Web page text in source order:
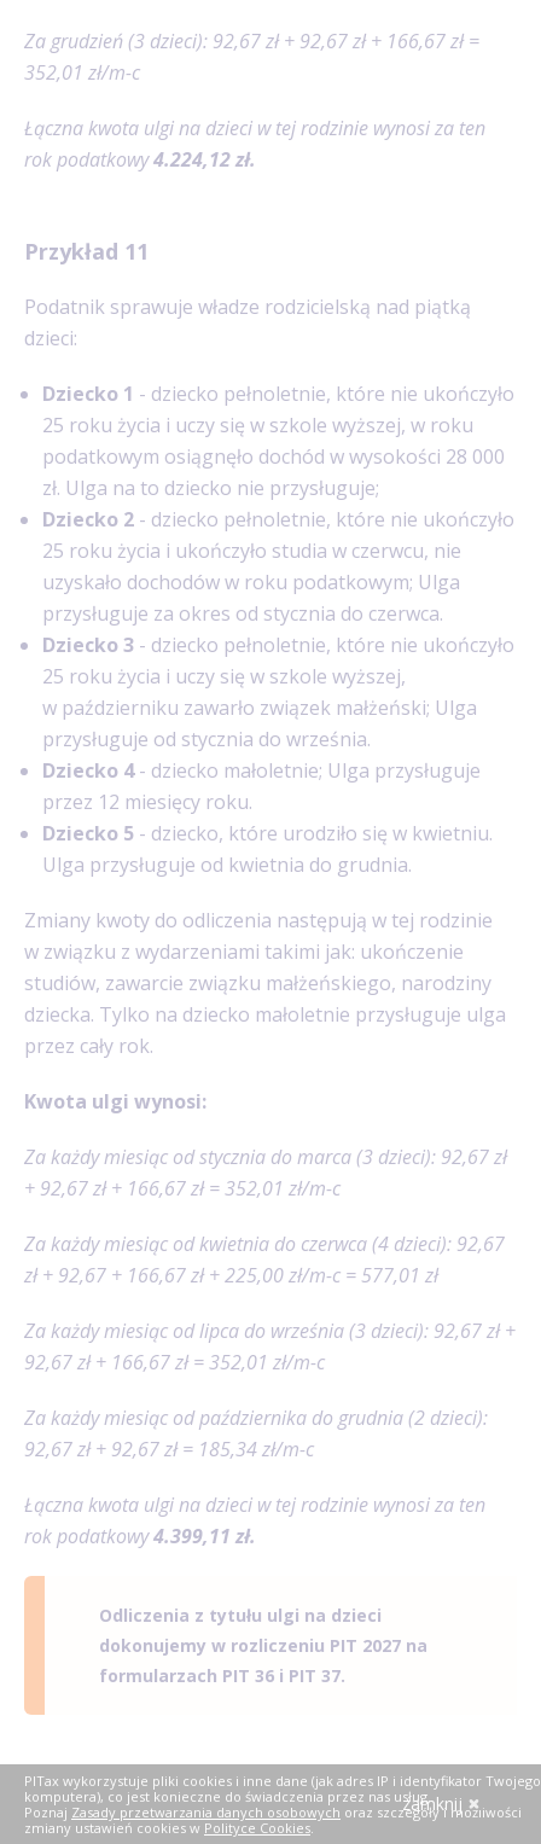
Za grudzień (3 dzieci): 92,67 zł + 92,67 zł + 166,67 zł =
352,01 zł/m-c
Łączna kwota ulgi na dzieci w tej rodzinie wynosi za ten
rok podatkowy4.224,12 zł.
Przykład 11
Podatnik sprawuje władze rodzicielską nad piątką
dzieci:
Dziecko 1 - dziecko pełnoletnie, które nie ukończyło
25 roku życia i uczy się w szkole wyższej, w roku
podatkowym osiągnęło dochód w wysokości 28 000
zł. Ulga na to dziecko nie przysługuje;
Dziecko 2 - dziecko pełnoletnie, które nie ukończyło
25 roku życia i ukończyło studia w czerwcu, nie
uzyskało dochodów w roku podatkowym; Ulga
przysługuje za okres od stycznia do czerwca.
Dziecko 3 - dziecko pełnoletnie, które nie ukończyło
25 roku życia i uczy się w szkole wyższej,
w październiku zawarło związek małżeński; Ulga
przysługuje od stycznia do września.
Dziecko 4- dziecko małoletnie; Ulga przysługuje
przez 12 miesięcy roku.
Dziecko 5 - dziecko, które urodziło się w kwietniu.
Ulga przysługuje od kwietnia do grudnia.
Zmiany kwoty do odliczenia następują w tej rodzinie
w związku z wydarzeniami takimi jak: ukończenie
studiów, zawarcie związku małżeńskiego, narodziny
dziecka. Tylko na dziecko małoletnie przysługuje ulga
przez cały rok.
Kwota ulgi wynosi:
Za każdy miesiąc od stycznia do marca (3 dzieci): 92,67 zł
+ 92,67 zł + 166,67 zł = 352,01 zł/m-c
Za każdy miesiąc od kwietnia do czerwca (4 dzieci): 92,67
zł + 92,67 + 166,67 zł + 225,00 zł/m-c = 577,01 zł
Za każdy miesiąc od lipca do września (3 dzieci): 92,67 zł +
92,67 zł + 166,67 zł = 352,01 zł/m-c
Za każdy miesiąc od października do grudnia (2 dzieci):
92,67 zł + 92,67 zł = 185,34 zł/m-c
Łączna kwota ulgi na dzieci w tej rodzinie wynosi za ten
rok podatkowy4.399,11 zł.
Odliczenia z tytułu ulgi na dzieci
dokonujemy w rozliczeniu PIT 2027 na
formularzach PIT 36 i PIT 37.
Dokumentowanie ulgi na dziecko
PITax wykorzystuje pliki cookies i inne dane (jak adres IP i identyfikator Twojego
komputera), co jest konieczne do świadczenia przez nas usług.
Poznaj Zasady przetwarzania danych osobowych oraz szczegóły i możliwości
zmiany ustawień cookies w Polityce Cookies.
zamknij